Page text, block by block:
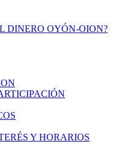
DINERO OYÓN-OION?
Y HORARIOS